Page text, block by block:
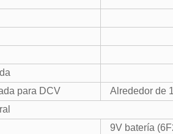
para DCV
Alrededor de
9V batería